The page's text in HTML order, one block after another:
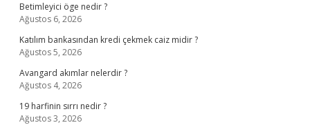
Betimleyici öge nedir ?
Ağustos 6, 2026
Katılım bankasından kredi çekmek caiz midir ?
Ağustos 5, 2026
Avangard akımlar nelerdir ?
Ağustos 4, 2026
19 harfinin sırrı nedir ?
Ağustos 3, 2026